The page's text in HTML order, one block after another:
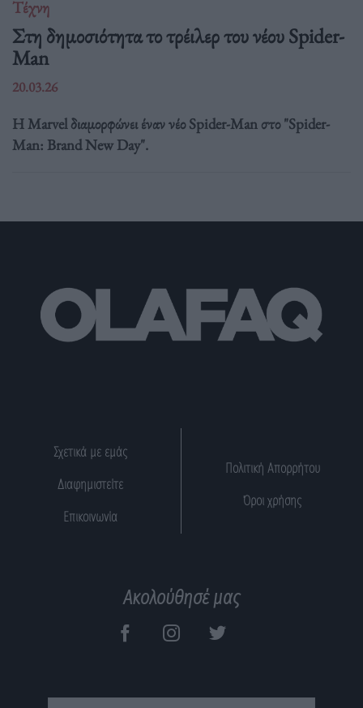
Τέχνη
Στη δημοσιότητα το τρέιλερ του νέου Spider-
Man
20.03.26
Η Marvel διαμορφώνει έναν νέο Spider-Man στο "Spider-
Man: Brand New Day".
Σχετικά με εμάς
Διαφημιστείτε
Επικοινωνία
Πολιτική Απορρήτου
Όροι χρήσης
Ακολούθησέ μας